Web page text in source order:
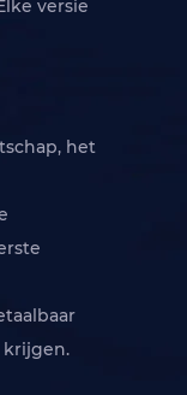
versie
het
krijgen.